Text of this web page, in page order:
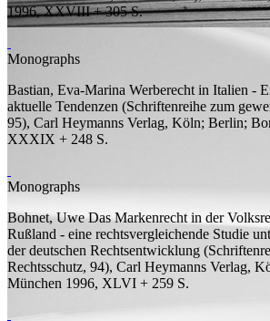
1996, XXVIII + 305S.
Monographs
Bastian, Eva-Marina Werberecht in Italien -
aktuelle Tendenzen (Schriftenreihe zum
95), Carl Heymanns Verlag, Köln; Berlin;
XXXIX + 248 S.
Monographs
Bohnet, Uwe Das Markenrecht in der
Rußland - eine rechtsvergleichende Studie
der deutschen Rechtsentwicklung
Rechtsschutz, 94), Carl Heymanns Verlag,
München 1996, XLVI + 259 S.